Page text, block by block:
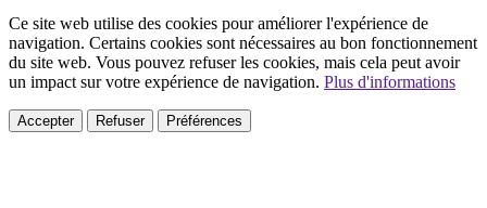
Ce site web utilise des cookies pour améliorer l'expérience de
navigation. Certains cookies sont nécessaires au bon fonctionnement
du site web. Vous pouvez refuser les cookies, mais cela peut avoir
un impact sur votre expérience de navigation. Plus d'informations
Accepter Refuser Préférences